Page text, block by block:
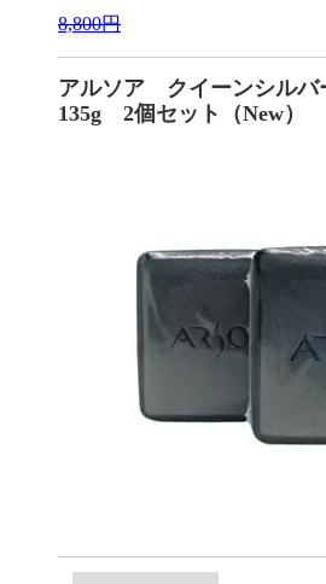
8,800円
アルソア クイーンシルバ
135g 2個セット（New）